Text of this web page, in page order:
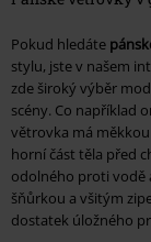
Pokud hledáte
stylu, jste v našem
zde široký výběr
scény. Co například
větrovka má
horní část těla před
odolného proti vodě
šňůrkou a všitým
dostatek úložného